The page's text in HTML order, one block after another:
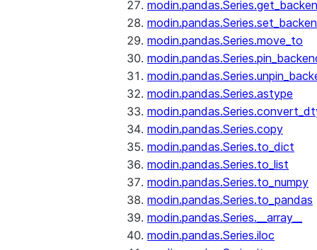
modin.pandas.Series.move_to
modin.pandas.Series.astype
modin.pandas.Series.copy
modin.pandas.Series.to_dict
modin.pandas.Series.to_list
modin.pandas.Series.to_numpy
modin.pandas.Series.to_pandas
modin.pandas.Series.__array__
modin.pandas.Series.iloc